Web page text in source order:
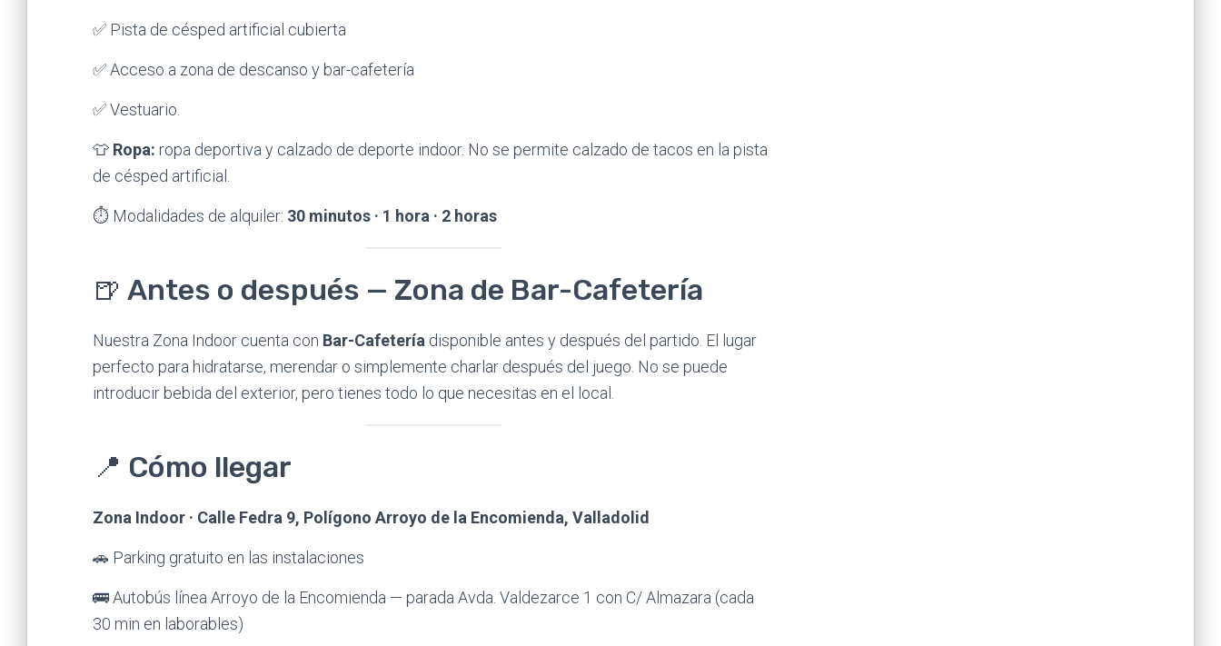
✅ Pista de césped artificial cubierta
✅ Acceso a zona de descanso y bar-cafetería
✅ Vestuario.
👕 Ropa: ropa deportiva y calzado de deporte indoor. No se permite calzado de tacos en la pista
de césped artificial.
⏱️ Modalidades de alquiler: 30 minutos · 1 hora · 2 horas
🍺 Antes o después — Zona de Bar-Cafetería
Nuestra Zona Indoor cuenta con Bar-Cafetería disponible antes y después del partido. El lugar
perfecto para hidratarse, merendar o simplemente charlar después del juego. No se puede
introducir bebida del exterior, pero tienes todo lo que necesitas en el local.
📍 Cómo llegar
Zona Indoor · Calle Fedra 9, Polígono Arroyo de la Encomienda, Valladolid
🚗 Parking gratuito en las instalaciones
🚌 Autobús línea Arroyo de la Encomienda — parada Avda. Valdezarce 1 con C/ Almazara (cada
30 min en laborables)